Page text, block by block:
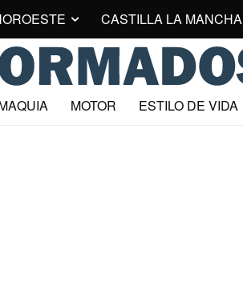
CASTILLA LA MANCHA
MOTOR ESTILO DE VIDA